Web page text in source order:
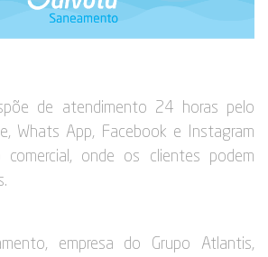
de atendimento 24 horas pelo
Whats App, Facebook e Instagram
onde os clientes podem
empresa do Grupo Atlantis,